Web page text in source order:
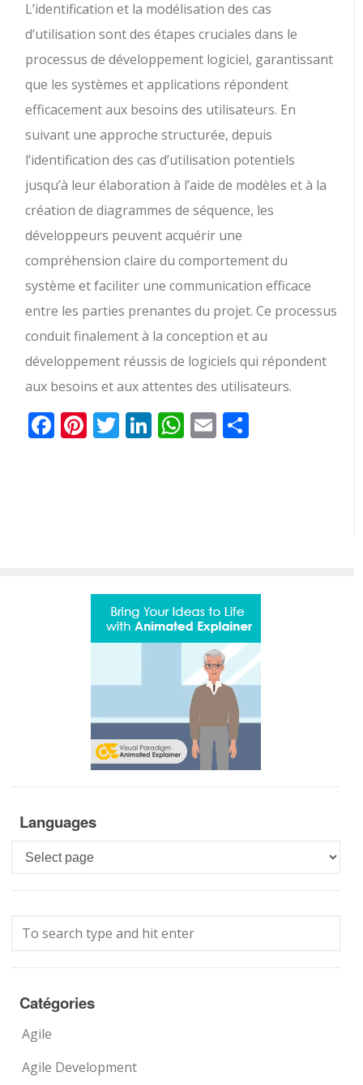
L’identification et la modélisation des cas
d’utilisation sont des étapes cruciales dans le
processus de développement logiciel, garantissant
que les systèmes et applications répondent
efficacement aux besoins des utilisateurs. En
suivant une approche structurée, depuis
l’identification des cas d’utilisation potentiels
jusqu’à leur élaboration à l’aide de modèles et à la
création de diagrammes de séquence, les
développeurs peuvent acquérir une
compréhension claire du comportement du
système et faciliter une communication efficace
entre les parties prenantes du projet. Ce processus
conduit finalement à la conception et au
développement réussis de logiciels qui répondent
aux besoins et aux attentes des utilisateurs.
Facebook
Pinterest
Twitter
LinkedIn
WhatsApp
Email
Languages
Languages
Catégories
Agile
Agile Development